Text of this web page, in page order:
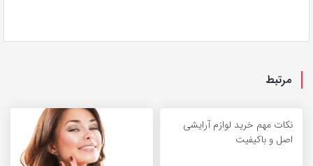
مرتبط
نکات مهم خرید لوازم آرایشی
اصل و باکیفیت